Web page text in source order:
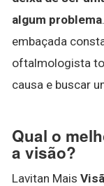
algum problema
embaçada
oftalmologista
causa e buscar
Qual o
a visão?
Lavitan Mais